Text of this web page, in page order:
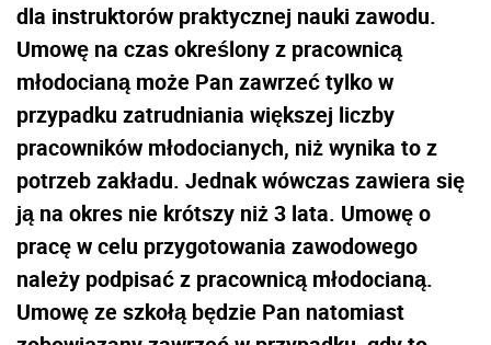
dla instruktorów praktycznej nauki zawodu.
Umowę na czas określony z pracownicą
młodocianą może Pan zawrzeć tylko w
przypadku zatrudniania większej liczby
pracowników młodocianych, niż wynika to z
potrzeb zakładu. Jednak wówczas zawiera się
ją na okres nie krótszy niż 3 lata. Umowę o
pracę w celu przygotowania zawodowego
należy podpisać z pracownicą młodocianą.
Umowę ze szkołą będzie Pan natomiast